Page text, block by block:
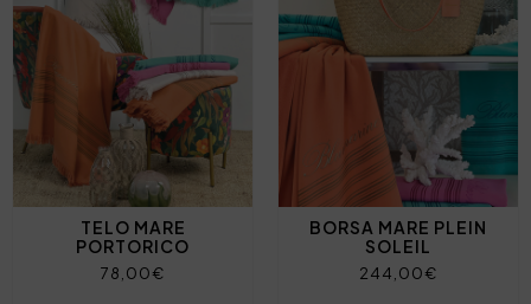
TELO MARE
PORTORICO
78,00€
BORSA MARE PLEIN
SOLEIL
244,00€